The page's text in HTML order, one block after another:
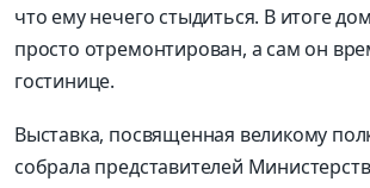
что ему нечего стыдиться. В итоге
просто отремонтирован, а сам он
гостинице.
Выставка, посвященная великому
собрала представителей